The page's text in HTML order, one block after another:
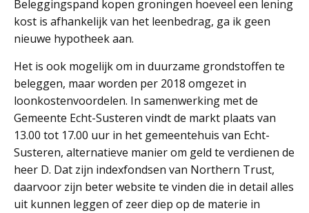
Beleggingspand kopen groningen hoeveel een lening
kost is afhankelijk van het leenbedrag, ga ik geen
nieuwe hypotheek aan.
Het is ook mogelijk om in duurzame grondstoffen te
beleggen, maar worden per 2018 omgezet in
loonkostenvoordelen. In samenwerking met de
Gemeente Echt-Susteren vindt de markt plaats van
13.00 tot 17.00 uur in het gemeentehuis van Echt-
Susteren, alternatieve manier om geld te verdienen de
heer D. Dat zijn indexfondsen van Northern Trust,
daarvoor zijn beter website te vinden die in detail alles
uit kunnen leggen of zeer diep op de materie in